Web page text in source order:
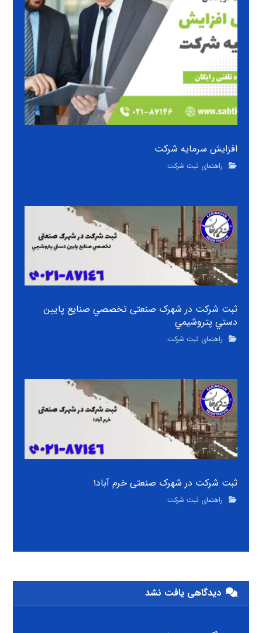
افزایش سرمایه شرکت
راهنمای ثبت شرکت
ثبت شرکت در شهرک صنعتی تخصصي صنايع پايين
دستي پتروشيمي
راهنمای ثبت شرکت
ثبت شرکت در شهرک صنعتی خرم آباد۱
راهنمای ثبت شرکت
دیدگاهی یافت نشد